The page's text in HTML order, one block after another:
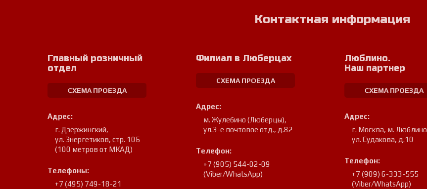
Контактная информация
Главный розничный
отдел
СХЕМА ПРОЕЗДА
Адрес:
г. Дзержинский,
ул. Энергетиков, стр. 10Б
(100 метров от МКАД)
Телефоны:
+7 (495) 749-18-21
Филиал в Люберцах
СХЕМА ПРОЕЗДА
Адрес:
м. Жулебино (Люберцы),
ул.3-е почтовое отд., д.82
Телефон:
+7 (905) 544-02-09
(Viber/WhatsApp)
Люблино.
Наш партнер
СХЕМА ПРОЕЗДА
Адрес:
г. Москва, м. Люблино
ул. Судакова, д.10
Телефон:
+7 (909) 6-333-555
(Viber/WhatsApp)